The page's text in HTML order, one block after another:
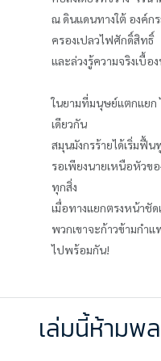
ณ ดินแดนทางใต้ องค์ก
ครองเปลวไฟศักดิ์สิทธิ์
และล่วงรู้ความจริงเบื้อ
ในยามที่มนุษย์แตกแยก
เดียวกัน
สมุนมังกรร้ายได้เริ่มฟื้
รอเพียงนายเหนือหัวข
ทุกสิ่ง
เมื่อทางแยกตรงหน้าชัด
พวกเขาจะก้าวข้ามก
ไปพร้อมกัน!
เล่มนี้ห้ามพ